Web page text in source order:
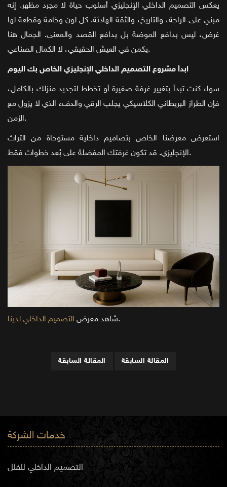
يعكس التصميم الداخلي الإنجليزي أسلوب حياة لا مجرد مظهر. إنه
مبني على الراحة، والتاريخ، والثقة الهادئة. كل لون وخامة وقطعة لها
غرض، ليس بدافع الموضة بل بدافع القصد والمعنى. الجمال هنا
يكمن في العيش الحقيقي، لا الكمال الصناعي.
ابدأ مشروع التصميم الداخلي الإنجليزي الخاص بك اليوم
سواء كنت تبدأ بتغيير غرفة صغيرة أو تخطط لتجديد منزلك بالكامل،
فإن الطراز البريطاني الكلاسيكي يجلب الرقي والدفء الذي لا يزول مع
الزمن.
استعرض معرضنا الخاص بتصاميم داخلية مستوحاة من التراث
الإنجليزي. قد تكون غرفتك المفضلة على بُعد خطوات فقط.
شاهد معرض التصميم الداخلي لدينا .
المقالة السابقة المقالة السابقة
خدمات الشركة
التصميم الداخلي للفلل